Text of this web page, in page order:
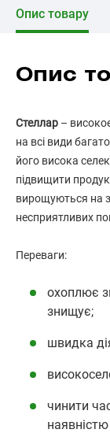
Опис товару
Опис
Стеллар –
на всі види
його висока
підвищити
вирощуються на
несприятливих
Переваги:
охоплює
знищує;
швидка
чинити